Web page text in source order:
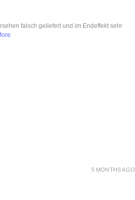
falsch geliefert und im Endeffekt sehr
5 MONTHS AGO